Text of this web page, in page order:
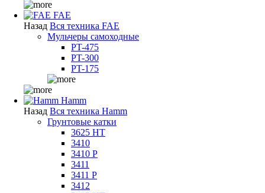
FAE
Назад Вся техника FAE
Мульчеры самоходные
PT-475
PT-300
PT-175
Hamm
Назад Вся техника Hamm
Грунтовые катки
3625 HT
3410
3410 P
3411
3411 P
3412